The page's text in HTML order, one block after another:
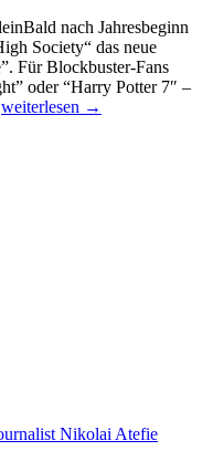
Bald nach Jahresbeginn
Society“ das neue
Für Blockbuster-Fans
oder “Harry Potter 7″ –
Das
weiterlesen →
Nikolai Atefie